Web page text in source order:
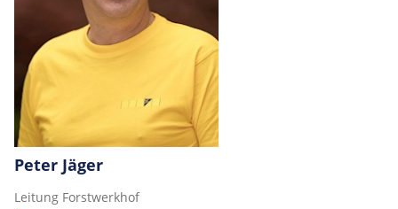
Peter Jäger
Leitung Forstwerkhof